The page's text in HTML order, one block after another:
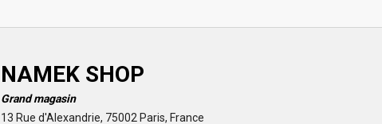
NAMEK SHOP
Grand magasin
13 Rue d'Alexandrie, 75002 Paris, France